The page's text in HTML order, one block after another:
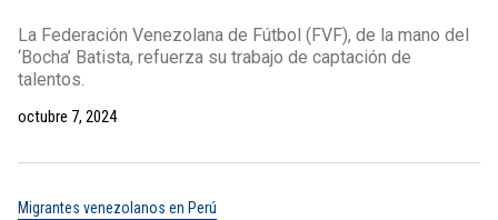
La Federación Venezolana de Fútbol (FVF), de la mano del
‘Bocha’ Batista, refuerza su trabajo de captación de
talentos.
octubre 7, 2024
Migrantes venezolanos en Perú